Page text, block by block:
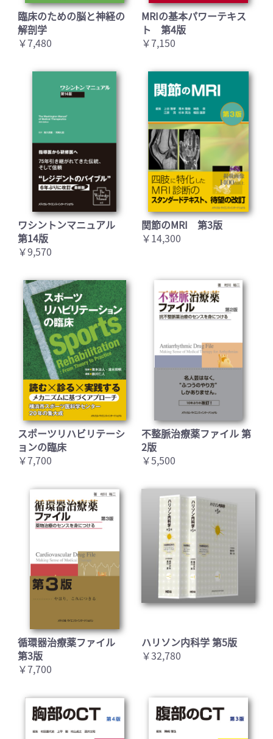
臨床のための脳と神経の
解剖学
￥7,480
MRIの基本パワーテキス
ト 第4版
￥7,150
ワシントンマニュアル
第14版
￥9,570
関節のMRI 第3版
￥14,300
スポーツリハビリテーシ
ョンの臨床
￥7,700
不整脈治療薬ファイル 第
2版
￥5,500
循環器治療薬ファイル
第3版
￥7,700
ハリソン内科学 第5版
￥32,780